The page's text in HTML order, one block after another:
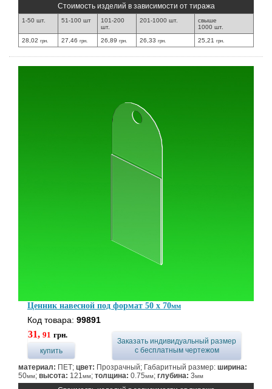
Стоимость изделий в зависимости от тиража
1-50 шт. 51-100 шт
101-200
шт.
201-1000 шт.
свыше
1000 шт.
28,02 грн. 27,46грн. 26,89 грн. 26,33 грн. 25,21грн.
Ценник навесной под формат 50 x 70мм
Код товара: 99891
31, 91 грн.
купить
Заказать индивидуальный размер
с бесплатным чертежом
материал: ПЕТ; цвет: Прозрачный; Габаритный размер: ширина:
50мм; высота: 121 мм; толщина: 0.75мм; глубина: 3мм